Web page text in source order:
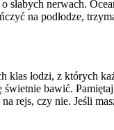
nerwach.
na podłodze,
łodzi, z których
bawić.
rejs, czy nie. Jeśli